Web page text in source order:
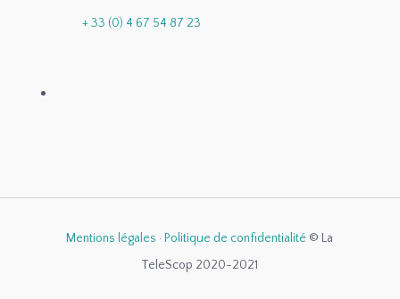
+ 33 (0) 4 67 54 87 23
Mentions légales · Politique de confidentialité © La
TeleScop 2020-2021